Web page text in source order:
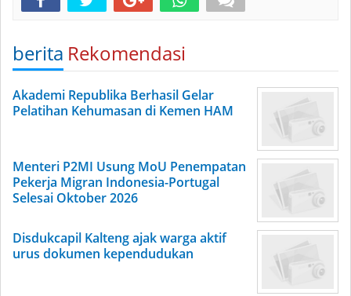
berita Rekomendasi
Akademi Republika Berhasil Gelar
Pelatihan Kehumasan di Kemen HAM
Menteri P2MI Usung MoU Penempatan
Pekerja Migran Indonesia-Portugal
Selesai Oktober 2026
Disdukcapil Kalteng ajak warga aktif
urus dokumen kependudukan